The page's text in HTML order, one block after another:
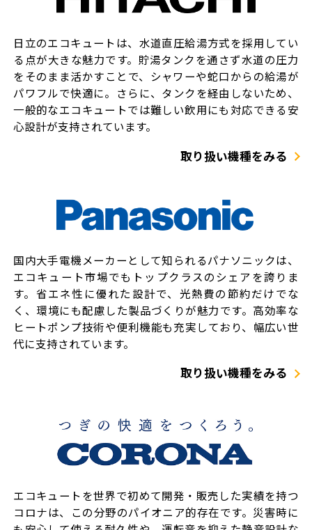
日立のエコキュートは、水道直圧給湯方式を採用してい
る点が大きな魅力です。貯湯タンクを通さず水道の圧力
をそのまま活かすことで、シャワーや蛇口からの給湯が
パワフルで快適に。さらに、タンクを経由しないため、
一般的なエコキュートでは難しい飲用にも対応できる安
心設計が支持されています。
取り扱い機種をみる
国内大手電機メーカーとして知られるパナソニックは、
エコキュート市場でもトップクラスのシェアを誇りま
す。省エネ性に優れた設計で、光熱費の節約だけでな
く、環境にも配慮した製品づくりが魅力です。高効率な
ヒートポンプ技術や便利機能も充実しており、幅広い世
代に支持されています。
取り扱い機種をみる
エコキュートを世界で初めて開発・販売した実績を持つ
コロナは、この分野のパイオニア的存在です。災害時に